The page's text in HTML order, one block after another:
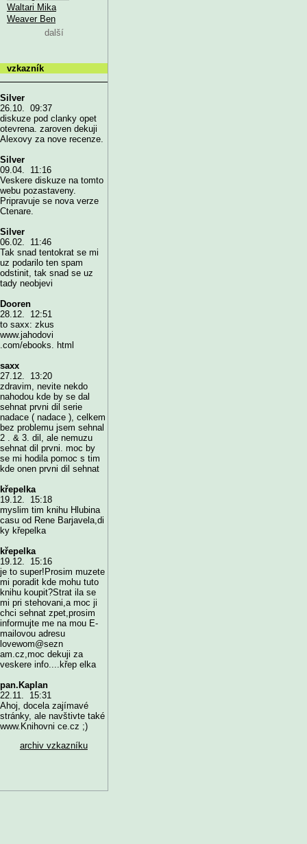
Waltari Mika
Weaver Ben
další
vzkazník
Silver
26.10. 09:37
diskuze pod clanky opet
otevrena. zaroven dekuji
Alexovy za nove recenze.
Silver
09.04. 11:16
Veskere diskuze na tomto
webu pozastaveny.
Pripravuje se nova verze
Ctenare.
Silver
06.02. 11:46
Tak snad tentokrat se mi
uz podarilo ten spam
odstinit, tak snad se uz
tady neobjevi
Dooren
28.12. 12:51
to saxx: zkus
www.jahodovi
.com/ebooks. html
saxx
27.12. 13:20
zdravim, nevite nekdo
nahodou kde by se dal
sehnat prvni dil serie
nadace ( nadace ), celkem
bez problemu jsem sehnal
2 . & 3. dil, ale nemuzu
sehnat dil prvni. moc by
se mi hodila pomoc s tim
kde onen prvni dil sehnat
křepelka
19.12. 15:18
myslim tim knihu Hlubina
casu od Rene Barjavela,di
ky křepelka
křepelka
19.12. 15:16
je to super!Prosim muzete
mi poradit kde mohu tuto
knihu koupit?Strat ila se
mi pri stehovani,a moc ji
chci sehnat zpet,prosim
informujte me na mou E-
mailovou adresu
lovewom@sezn
am.cz,moc dekuji za
veskere info....křep elka
pan.Kaplan
22.11. 15:31
Ahoj, docela zajímavé
stránky, ale navštivte také
www.Knihovni ce.cz ;)
archiv vzkazníku